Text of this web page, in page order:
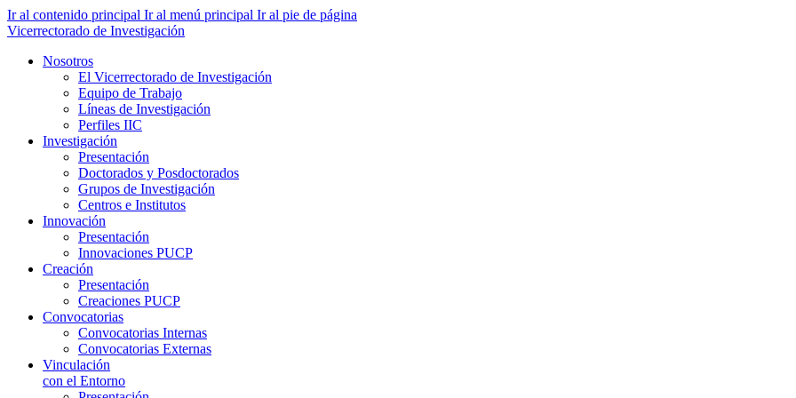
Ir al contenido principal Ir al menú principal Ir al pie de página
Vicerrectorado de Investigación
Nosotros
El Vicerrectorado de Investigación
Equipo de Trabajo
Líneas de Investigación
Perfiles IIC
Investigación
Presentación
Doctorados y Posdoctorados
Grupos de Investigación
Centros e Institutos
Innovación
Presentación
Innovaciones PUCP
Creación
Presentación
Creaciones PUCP
Convocatorias
Convocatorias Internas
Convocatorias Externas
Vinculación
con el Entorno